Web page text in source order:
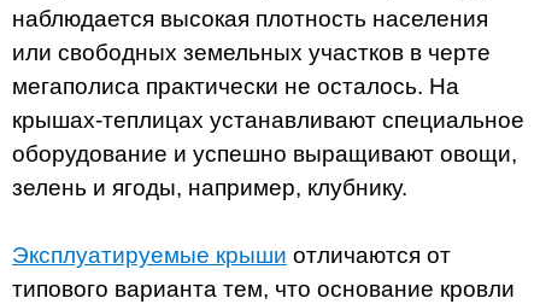
наблюдается высокая плотность населения
или свободных земельных участков в черте
мегаполиса практически не осталось. На
крышах-теплицах устанавливают специальное
оборудование и успешно выращивают овощи,
зелень и ягоды, например, клубнику.
Эксплуатируемые крыши отличаются от
типового варианта тем, что основание кровли